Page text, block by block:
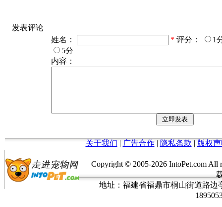
发表评论
姓名：
* 评分：
1
5分
内容：
关于我们 | 广告合作| 隐私条款 | 版权
Copyright © 2005-2026 IntoPet.com
地址：福建省福鼎市桐山街道路边